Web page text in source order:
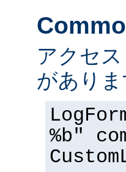
アクセ
がありま
%b"